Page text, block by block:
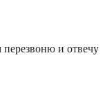
и отвечу